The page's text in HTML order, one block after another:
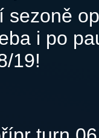
sezoně
i po
19!